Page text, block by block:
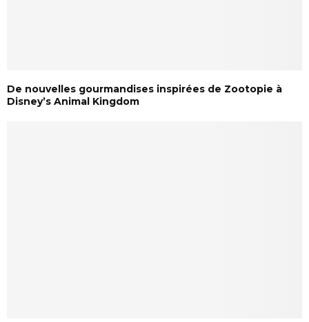
De nouvelles gourmandises inspirées de Zootopie à
Disney’s Animal Kingdom